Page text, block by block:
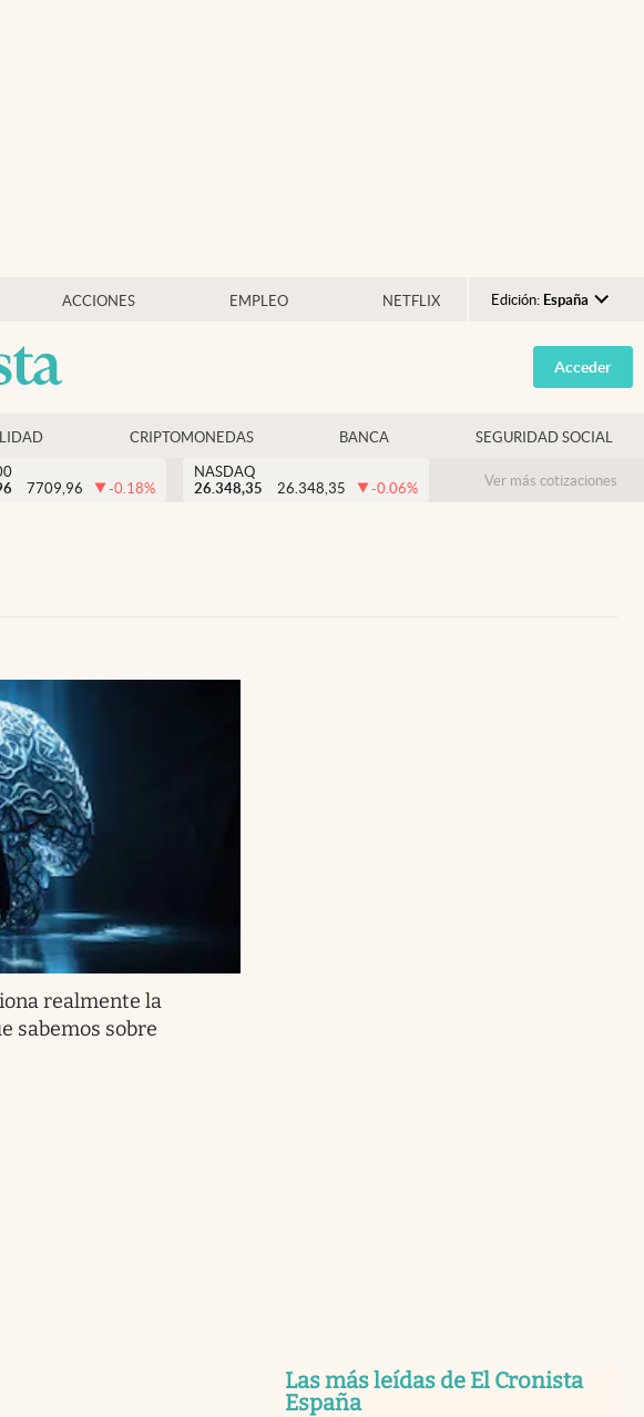
ACCIONES EMPLEO NETFLIX Edición: España
Argentina
España
USA
Colombia
Acceder
CRIPTOMONEDAS BANCA SEGURIDAD SOCIAL
7709,96 -0.18%
NASDAQ
26.348,35
26.348,35 -0.06% Ver más cotizaciones
realmente la
sabemos sobre
Las más leídas de El Cronista
España